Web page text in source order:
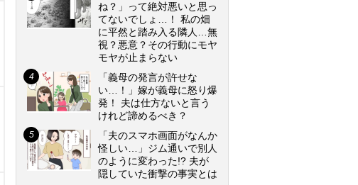
ね？」って絶対悪いと思っ
てないでしょ…！ 私の畑
に平然と踏み入る隣人…無
視？悪意？その行動にモヤ
モヤが止まらない
「義母の発言が許せな
い…！」嫁が義母に怒り爆
発！ 夫は仕方ないと言う
けれど諦めるべき？
「夫のスマホ画面がなんか
怪しい…」ジム通いで別人
のように変わった!? 夫が
隠していた衝撃の事実とは